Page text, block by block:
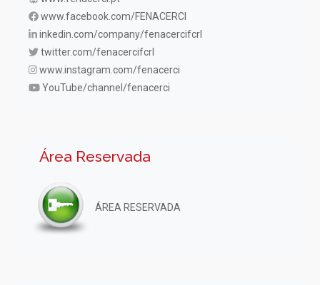
www.facebook.com/FENACERCI
inkedin.com/company/fenacercifcrl
twitter.com/fenacercifcrl
www.instagram.com/fenacerci
YouTube/channel/fenacerci
Área Reservada
ÁREA RESERVADA